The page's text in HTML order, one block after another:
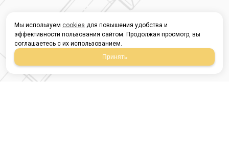
Мы используем cookies для повышения удобства и
эффективности пользования сайтом. Продолжая просмотр, вы
соглашаетесь с их использованием.
Принять